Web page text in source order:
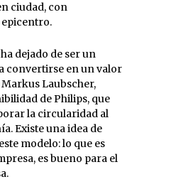
ciudad, con
dejado de ser un
convertirse en un valor
Laubscher,
de Philips, que
la circularidad al
Existe una idea de
modelo: lo que es
es bueno para el